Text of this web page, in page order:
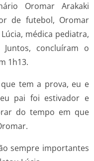
Oromar Arakaki
de futebol, Oromar
médica pediatra,
concluíram o
1h13.
tem a prova, eu e
pai foi estivador e
do tempo em que
sempre importantes